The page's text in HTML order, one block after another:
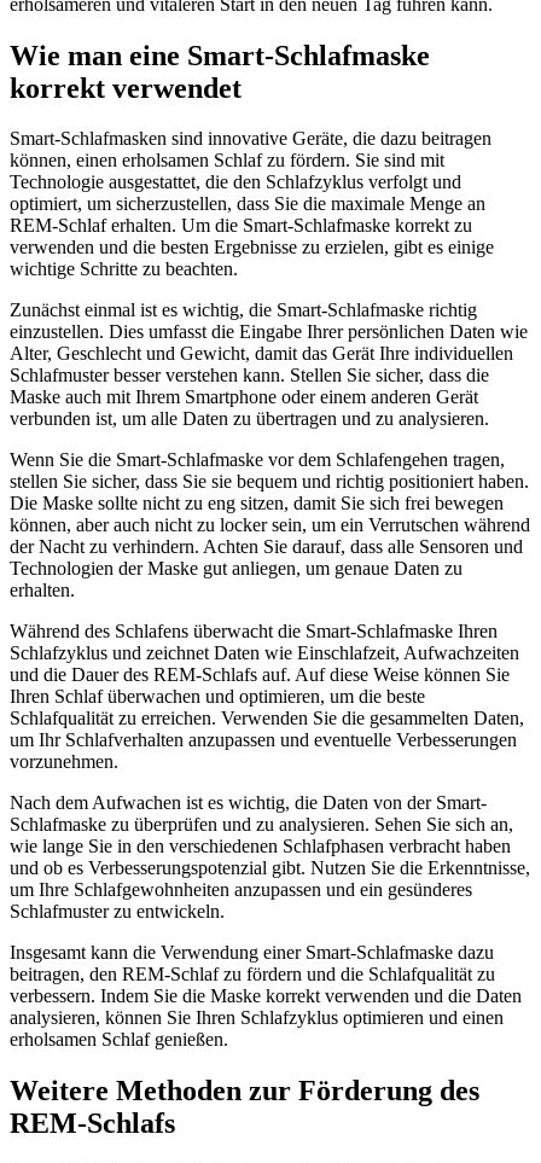
Wie man eine Smart-Schlafmaske
korrekt verwendet
Smart-Schlafmasken sind innovative Geräte, die dazu beitragen
können, einen erholsamen Schlaf zu fördern. Sie sind mit
Technologie ausgestattet, die den Schlafzyklus verfolgt und
optimiert, um sicherzustellen, dass Sie die maximale Menge an
REM-Schlaf erhalten. Um die Smart-Schlafmaske korrekt zu
verwenden und die besten Ergebnisse zu erzielen, gibt es einige
wichtige Schritte zu beachten.
Zunächst einmal ist es wichtig, die Smart-Schlafmaske richtig
einzustellen. Dies umfasst die Eingabe Ihrer persönlichen Daten wie
Alter, Geschlecht und Gewicht, damit das Gerät Ihre individuellen
Schlafmuster besser verstehen kann. Stellen Sie sicher, dass die
Maske auch mit Ihrem Smartphone oder einem anderen Gerät
verbunden ist, um alle Daten zu übertragen und zu analysieren.
Wenn Sie die Smart-Schlafmaske vor dem Schlafengehen tragen,
stellen Sie sicher, dass Sie sie bequem und richtig positioniert haben.
Die Maske sollte nicht zu eng sitzen, damit Sie sich frei bewegen
können, aber auch nicht zu locker sein, um ein Verrutschen während
der Nacht zu verhindern. Achten Sie darauf, dass alle Sensoren und
Technologien der Maske gut anliegen, um genaue Daten zu
erhalten.
Während des Schlafens überwacht die Smart-Schlafmaske Ihren
Schlafzyklus und zeichnet Daten wie Einschlafzeit, Aufwachzeiten
und die Dauer des REM-Schlafs auf. Auf diese Weise können Sie
Ihren Schlaf überwachen und optimieren, um die beste
Schlafqualität zu erreichen. Verwenden Sie die gesammelten Daten,
um Ihr Schlafverhalten anzupassen und eventuelle Verbesserungen
vorzunehmen.
Nach dem Aufwachen ist es wichtig, die Daten von der Smart-
Schlafmaske zu überprüfen und zu analysieren. Sehen Sie sich an,
wie lange Sie in den verschiedenen Schlafphasen verbracht haben
und ob es Verbesserungspotenzial gibt. Nutzen Sie die Erkenntnisse,
um Ihre Schlafgewohnheiten anzupassen und ein gesünderes
Schlafmuster zu entwickeln.
Insgesamt kann die Verwendung einer Smart-Schlafmaske dazu
beitragen, den REM-Schlaf zu fördern und die Schlafqualität zu
verbessern. Indem Sie die Maske korrekt verwenden und die Daten
analysieren, können Sie Ihren Schlafzyklus optimieren und einen
erholsamen Schlaf genießen.
Weitere Methoden zur Förderung des
REM-Schlafs